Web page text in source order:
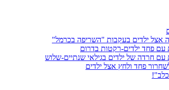
אצל ילדים בעקבות "השריפה בכרמל"
עם פחד ילדים-רקטות בדרום
עם חרדה של ילדים בגילאי שנתיים-שלוש
פחד ולחץ אצל ילדים